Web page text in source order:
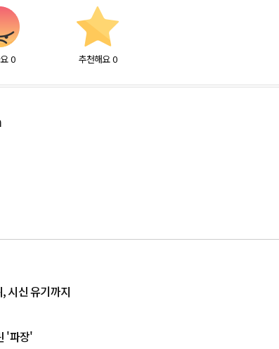
0 추천해요 0
시신 유기까지
'파장'